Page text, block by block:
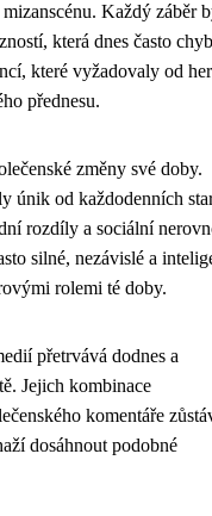
Každý záběr
která dnes často
které vyžadovaly od
přednesu.
změny své doby.
únik od každodenních
rozdíly a sociální
silné, nezávislé a
rolemi té doby.
přetrvává dodnes a
Jejich kombinace
komentáře
dosáhnout podobné